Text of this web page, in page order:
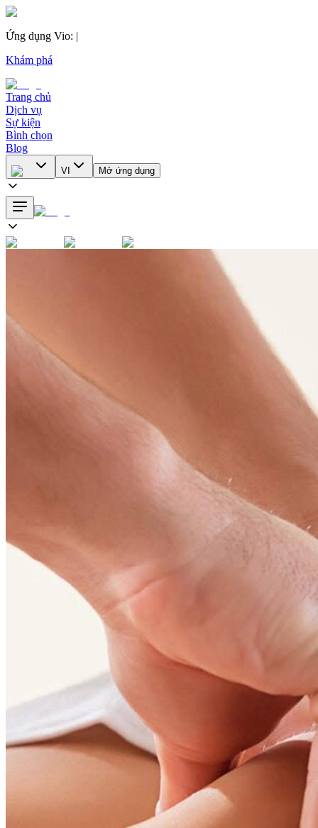
Ứng dụng Vio: |
Khám phá
Trang chủ
Dịch vụ
Sự kiện
Bình chọn
Blog
VI Mở ứng dụng